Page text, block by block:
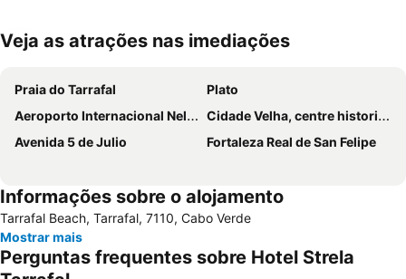
Ampliar mapa
Veja as atrações nas imediações
Praia do Tarrafal
Plato
Aeroporto Internacional Nelson Mandela
Cidade Velha, centre historique de Ribeira Grande
Avenida 5 de Julio
Fortaleza Real de San Felipe
Informações sobre o alojamento
Tarrafal Beach, Tarrafal, 7110, Cabo Verde
Mostrar mais
Perguntas frequentes sobre Hotel Strela